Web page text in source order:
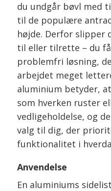
du undgår bøvl med
til de populære
højde. Derfor slipper
til eller tilrette – du
problemfri løsning,
arbejdet meget
aluminium betyder,
som hverken ruster
vedligeholdelse, og
valg til dig, der
funktionalitet i
Anvendelse
En aluminiums